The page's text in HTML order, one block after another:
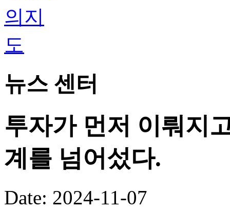
뉴스 센터
투자가 먼저 이뤄지
계를 넘어섰다.
Date: 2024-11-07